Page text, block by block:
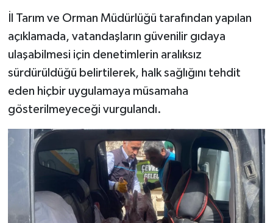
İl Tarım ve Orman Müdürlüğü tarafından yapılan
açıklamada, vatandaşların güvenilir gıdaya
ulaşabilmesi için denetimlerin aralıksız
sürdürüldüğü belirtilerek, halk sağlığını tehdit
eden hiçbir uygulamaya müsamaha
gösterilmeyeceği vurgulandı.